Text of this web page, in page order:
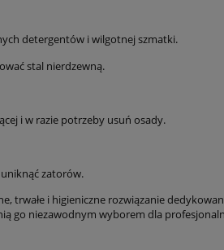
detergentów i wilgotnej szmatki.
stal nierdzewną.
i w razie potrzeby usuń osady.
uniknąć zatorów.
trwałe i higieniczne rozwiązanie
go niezawodnym wyborem dla